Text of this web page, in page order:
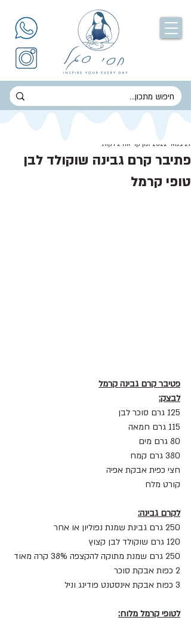
פתיבר קרם גבינה שוקולד לבן
טופי קרמל
27 במאי 2022
זמן קריאה 2 דקות
פטיבר קרם גבינה קרמל
לבצק:
125 גרם סוכר לבן
115 גרם חמאה
80 גרם מים
380 גרם קמח
חצי כפית אבקת אפיה
קורט מלח
לקרם גבינה:
250 גרם גבינת שמנת נפוליון או אחר
120 גרם שוקולד לבן קצוץ
250 גרם שמנת מתוקה להקצפה 38% קרה מאוד
2 כפות אבקת סוכר
3 כפות אבקת אינסטנט פודינג וניל
לטופי קרמל מלוח: